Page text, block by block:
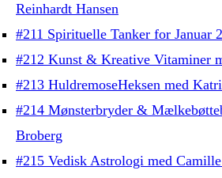
Reinhardt Hansen
#211 Spirituelle Tanker for Januar
#212 Kunst & Kreative Vitaminer
#213 HuldremoseHeksen med
#214 Mønsterbryder &
Broberg
#215 Vedisk Astrologi med